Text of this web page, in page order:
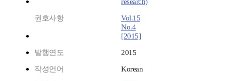
research)
권호사항
Vol.15
No.4
[2015]
발행연도 2015
작성언어 Korean